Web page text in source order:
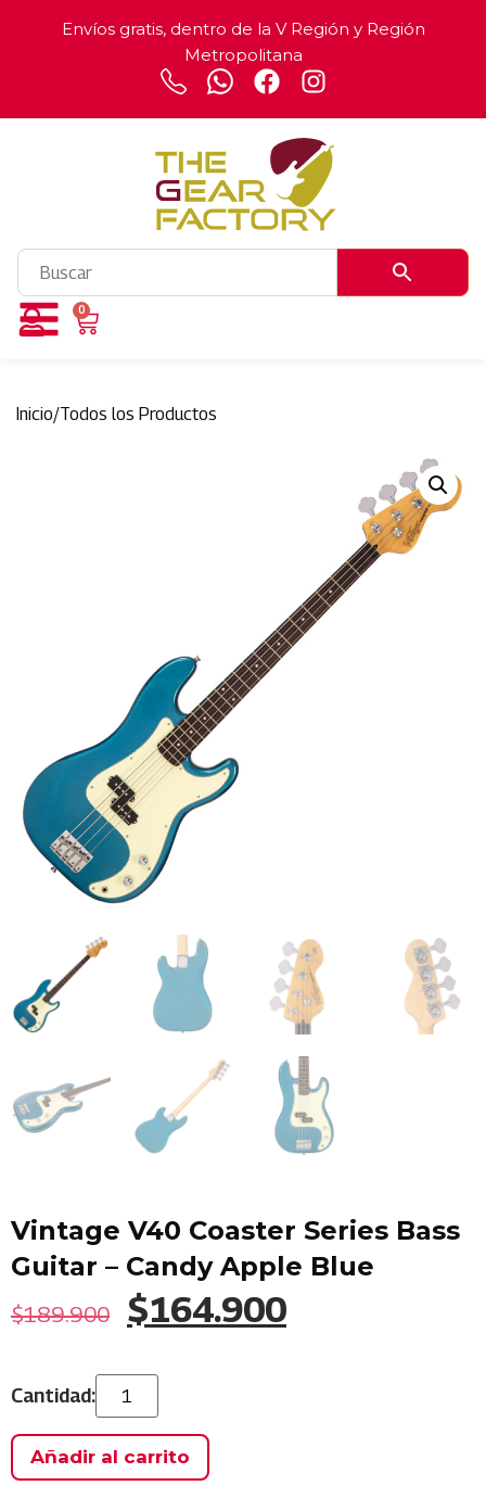
Envíos gratis, dentro de la V Región y Región
Metropolitana
0
Inicio/Todos los Productos
Vintage V40 Coaster Series Bass
Guitar – Candy Apple Blue
$189.900 $164.900
Añadir al carrito